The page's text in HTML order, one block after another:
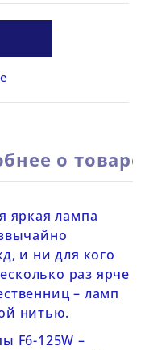
о товаре
яркая лампа
и ни для кого
раз ярче
– ламп
нитью.
F6-125W –